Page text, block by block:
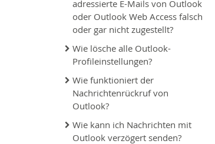
adressierte E-Mails von Outlook
oder Outlook Web Access falsch
oder gar nicht zugestellt?
Wie lösche alle Outlook-
Profileinstellungen?
Wie funktioniert der
Nachrichtenrückruf von
Outlook?
Wie kann ich Nachrichten mit
Outlook verzögert senden?